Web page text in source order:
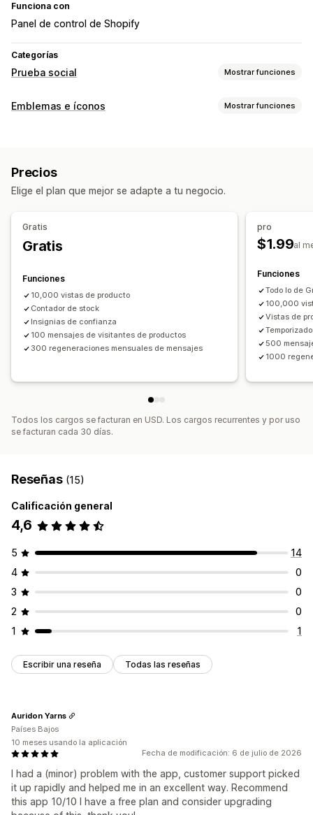
Funciona con
Panel de control de Shopify
Categorías
Prueba social Mostrar funciones
Tipo de contenido
Visitantes únicos
Vistas de productos
Visitantes recientes
Informes y estadísticas
Seguimiento de interacción
Seguimiento de conversión
Emblemas e íconos Mostrar funciones
Banners de ofertas
Posición del ícono
Posición manual
Páginas personalizadas
Página del carrito
Páginas de colecciones
Página de inicio
Páginas de producto
Precios
Elige el plan que mejor se adapte a tu negocio.
Gratis
Gratis
Funciones
10,000 vistas de producto
Contador de stock
Insignias de confianza
100 mensajes de visitantes de productos
300 regeneraciones mensuales de mensajes
pro
$1.99al
Funciones
Todo lo de
100,000
Vistas de
500
1000
Todos los cargos se facturan en USD. Los cargos recurrentes y por uso
se facturan cada 30 días.
Reseñas (15)
Calificación general
4,6
5
14
4
0
3
0
2
0
1
1
Escribir una reseña Todas las reseñas
Fecha de modificación: 6 de julio de 2026
I had a (minor) problem with the app, customer support picked
it up rapidly and helped me in an excellent way. Recommend
this app 10/10 I have a free plan and consider upgrading
Auridon Yarns
Países Bajos
10 meses usando la aplicación